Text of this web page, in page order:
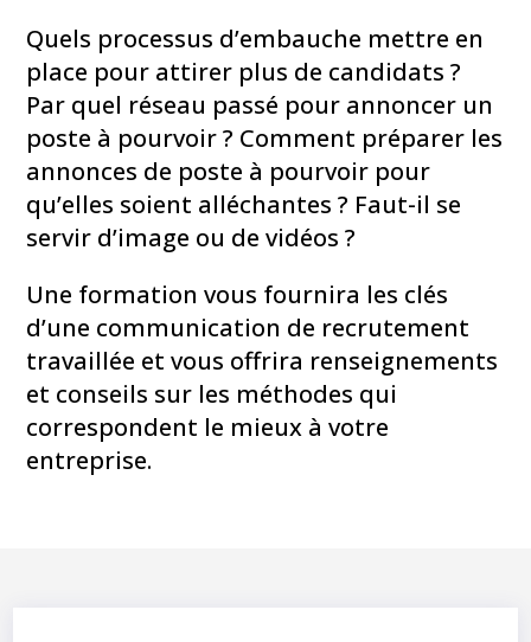
Quels processus d’embauche mettre en
place pour attirer plus de candidats ?
Par quel réseau passé pour annoncer un
poste à pourvoir ? Comment préparer les
annonces de poste à pourvoir pour
qu’elles soient alléchantes ? Faut-il se
servir d’image ou de vidéos ?
Une formation vous fournira les clés
d’une communication de recrutement
travaillée et vous offrira renseignements
et conseils sur les méthodes qui
correspondent le mieux à votre
entreprise.